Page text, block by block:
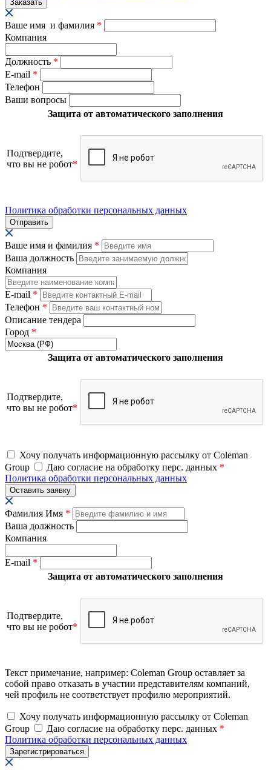
Ваше имя и фамилия *
Компания
Должность *
E-mail *
Телефон
Ваши вопросы
Защита от автоматического заполнения
Подтвердите,
что вы не робот*
Политика обработки персональных данных
Ваше имя и фамилия *
Ваша должность
Компания
E-mail *
Телефон *
Описание тендера
Город *
Защита от автоматического заполнения
Подтвердите,
что вы не робот*
Хочу получать информационную рассылку от Coleman
Group
Даю согласие на обработку перс. данных *
Политика обработки персональных данных
Фамилия Имя *
Ваша должность
Компания
E-mail *
Защита от автоматического заполнения
Подтвердите,
что вы не робот*
Текст примечание, например: Coleman Group оставляет за
собой право отказать в участии представителям компаний,
чей профиль не соответствует профилю мероприятий.
Хочу получать информационную рассылку от Coleman
Group
Даю согласие на обработку перс. данных *
Политика обработки персональных данных